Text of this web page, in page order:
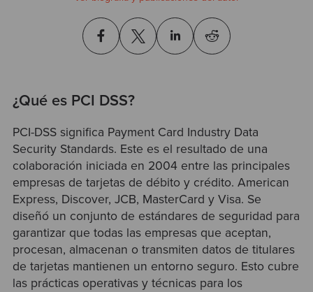
¿Qué es PCI DSS?
PCI-DSS significa Payment Card Industry Data
Security Standards. Este es el resultado de una
colaboración iniciada en 2004 entre las principales
empresas de tarjetas de débito y crédito. American
Express, Discover, JCB, MasterCard y Visa. Se
diseñó un conjunto de estándares de seguridad para
garantizar que todas las empresas que aceptan,
procesan, almacenan o transmiten datos de titulares
de tarjetas mantienen un entorno seguro. Esto cubre
las prácticas operativas y técnicas para los